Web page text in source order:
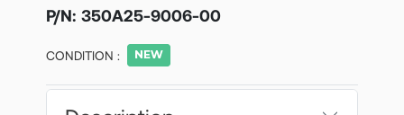
P/N: 350A25-9006-00
CONDITION :